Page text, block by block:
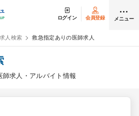
ログイン 会員登録 メニュー
人検索 救急指定ありの医師求人
求人・アルバイト情報